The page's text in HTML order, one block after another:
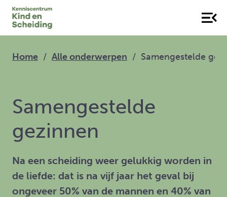
Home Alle onderwerpen Samengestelde
Samengestelde
gezinnen
Na een scheiding weer gelukkig worden in
de liefde: dat is na vijf jaar het geval bij
ongeveer 50% van de mannen en 40% van